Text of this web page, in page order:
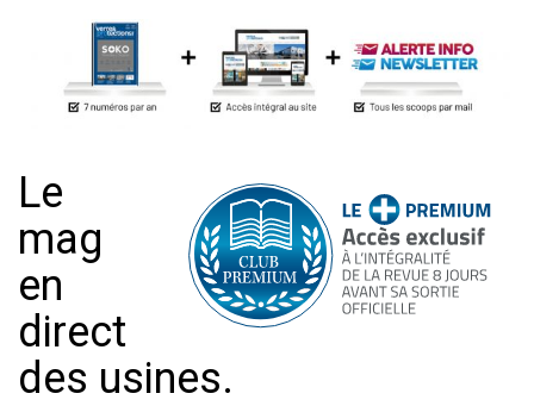
Le
mag
en
direct
des usines.